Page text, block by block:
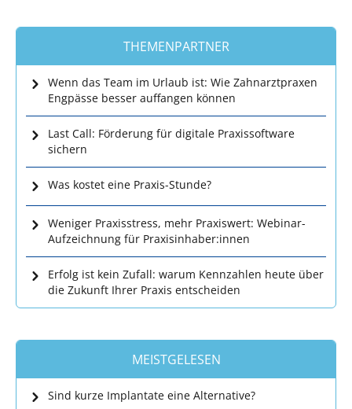
THEMENPARTNER
Wenn das Team im Urlaub ist: Wie Zahnarztpraxen
Engpässe besser auffangen können
Last Call: Förderung für digitale Praxissoftware
sichern
Was kostet eine Praxis-Stunde?
Weniger Praxisstress, mehr Praxiswert: Webinar-
Aufzeichnung für Praxisinhaber:innen
Erfolg ist kein Zufall: warum Kennzahlen heute über
die Zukunft Ihrer Praxis entscheiden
MEISTGELESEN
Sind kurze Implantate eine Alternative?